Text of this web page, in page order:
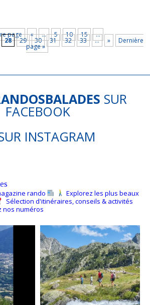
page « … 5 10 15 …
28 29 30 31 32 33 … » Dernière
page »
SUR
FACEBOOK
INSTAGRAM
rando
Explorez les plus beaux
Sélection d'itinéraires, conseils & activités
nos numéros